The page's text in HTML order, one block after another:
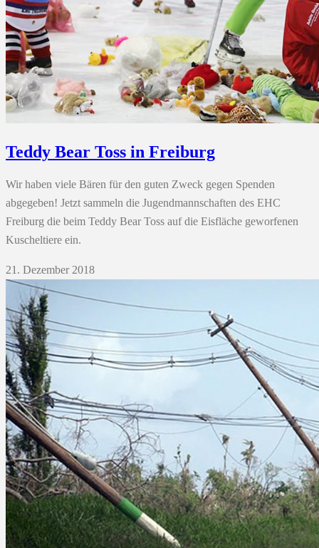
Teddy Bear Toss in Freiburg
Wir haben viele Bären für den guten Zweck gegen Spenden
abgegeben! Jetzt sammeln die Jugendmannschaften des EHC
Freiburg die beim Teddy Bear Toss auf die Eisfläche geworfenen
Kuscheltiere ein.
21. Dezember 2018